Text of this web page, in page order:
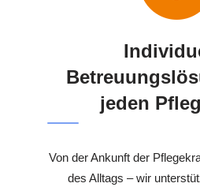
jeden
Von der Ankunft der
des Alltags – wir